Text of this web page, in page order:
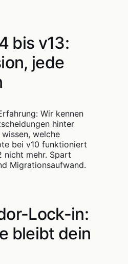
bis v13:
jede
Wir kennen
hinter
welche
bei v10 funktioniert
nicht mehr. Spart
Migrationsaufwand.
Lock-in:
bleibt dein